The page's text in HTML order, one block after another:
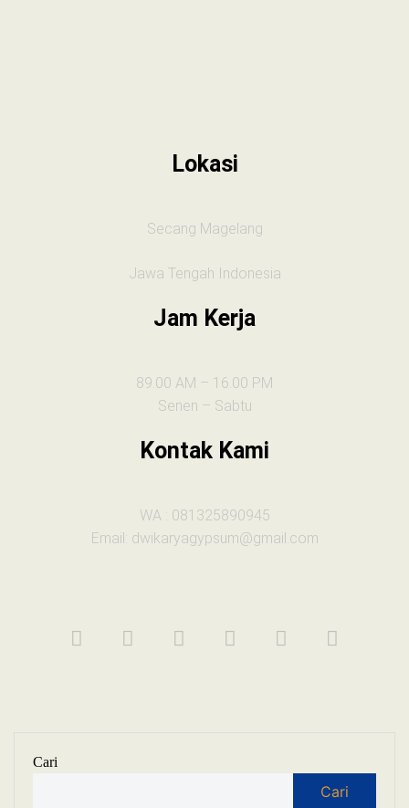
Lokasi
Secang Magelang
Jawa Tengah Indonesia
Jam Kerja
89.00 AM – 16.00 PM
Senen – Sabtu
Kontak Kami
WA : 081325890945
Email: dwikaryagypsum@gmail.com
Cari
Cari